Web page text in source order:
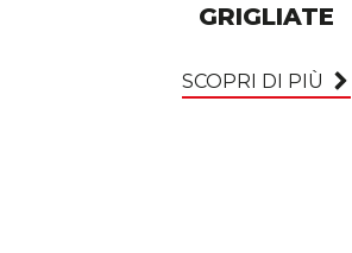
GRIGLIATE
SCOPRI DI PIÙ